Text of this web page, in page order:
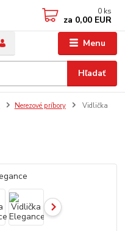
Menu
Hľadať
0 ks
za 0,00 EUR
Nerezové príbory
Vidlička